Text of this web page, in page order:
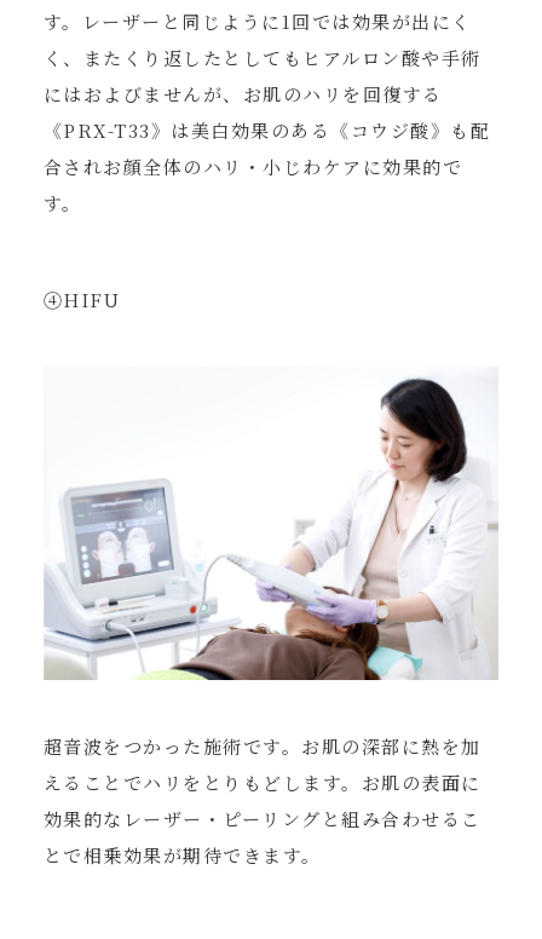
す。レーザーと同じように1回では効果が出にく
く、またくり返したとしてもヒアルロン酸や手術
にはおよびませんが、お肌のハリを回復する
《PRX-T33》は美白効果のある《コウジ酸》も配
合されお顔全体のハリ・小じわケアに効果的で
す。
④HIFU
超音波をつかった施術です。お肌の深部に熱を加
えることでハリをとりもどします。お肌の表面に
効果的なレーザー・ピーリングと組み合わせるこ
とで相乗効果が期待できます。